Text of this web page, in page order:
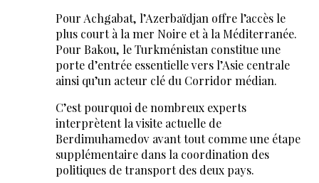
Pour Achgabat, l’Azerbaïdjan offre l’accès le
plus court à la mer Noire et à la Méditerranée.
Pour Bakou, le Turkménistan constitue une
porte d’entrée essentielle vers l’Asie centrale
ainsi qu’un acteur clé du Corridor médian.
C’est pourquoi de nombreux experts
interprètent la visite actuelle de
Berdimuhamedov avant tout comme une étape
supplémentaire dans la coordination des
politiques de transport des deux pays.